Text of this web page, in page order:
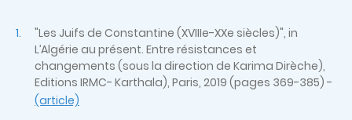
"Les Juifs de Constantine (XVIIIe-XXe siècles)", in
L’Algérie au présent. Entre résistances et
changements (sous la direction de Karima Dirèche),
Editions IRMC- Karthala), Paris, 2019 (pages 369-385) -
(article)